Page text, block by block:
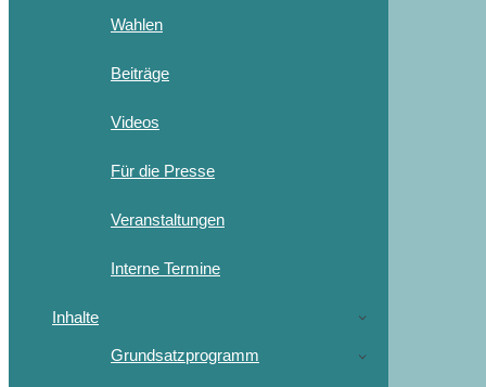
Wahlen
Beiträge
Videos
Für die Presse
Veranstaltungen
Interne Termine
Inhalte
Grundsatzprogramm